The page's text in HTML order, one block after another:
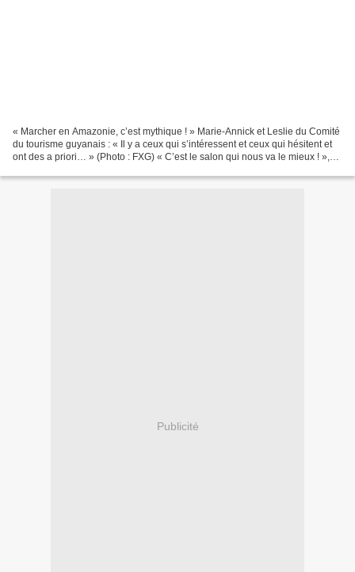
« Marcher en Amazonie, c’est mythique ! » Marie-Annick et Leslie du Comité
du tourisme guyanais : « Il y a ceux qui s’intéressent et ceux qui hésitent et
ont des a priori… » (Photo : FXG) « C’est le salon qui nous va le mieux ! »,
Publicité